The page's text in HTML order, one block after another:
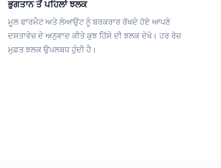
ਭੁਗਤਾਨ ਤੋਂ ਪਹਿਲਾਂ ਝਲਕ
ਮੂਲ ਫਾਰਮੈਟ ਅਤੇ ਲੇਆਉਟ ਨੂੰ ਬਰਕਰਾਰ ਰੱਖਦੇ ਹੋਏ ਆਪਣੇ
ਦਸਤਾਵੇਜ਼ ਦੇ ਅਨੁਵਾਦ ਕੀਤੇ ਕੁਝ ਹਿੱਸੇ ਦੀ ਝਲਕ ਦੇਖੋ। ਹਰ ਰੋਜ਼
ਮੁਫ਼ਤ ਝਲਕ ਉਪਲਬਧ ਹੁੰਦੀ ਹੈ।